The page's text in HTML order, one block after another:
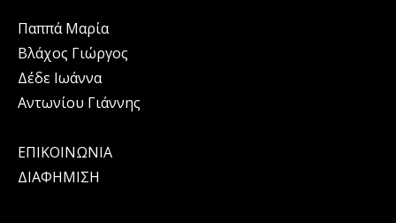
Παππά Μαρία
Βλάχος Γιώργος
Δέδε Ιωάννα
Αντωνίου Γιάννης
ΕΠΙΚΟΙΝΩΝΙΑ
ΔΙΑΦΗΜΙΣΗ